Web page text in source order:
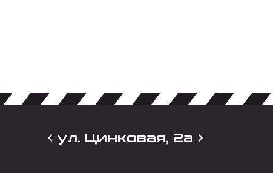
ул. Цинковая, 2а